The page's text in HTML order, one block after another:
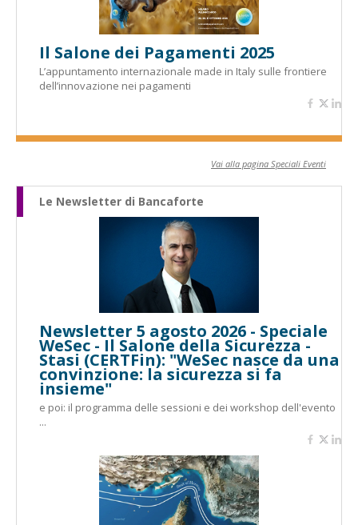
Il Salone dei Pagamenti 2025
L’appuntamento internazionale made in Italy sulle frontiere
dell’innovazione nei pagamenti
Vai alla pagina Speciali Eventi
Le Newsletter di Bancaforte
Newsletter 5 agosto 2026 - Speciale
WeSec - Il Salone della Sicurezza -
Stasi (CERTFin): "WeSec nasce da una
convinzione: la sicurezza si fa
insieme"
e poi: il programma delle sessioni e dei workshop dell'evento
...